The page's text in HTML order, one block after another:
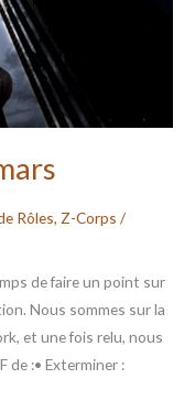
Rôles, Z-Corps /
de faire un point sur
Nous sommes sur la
et une fois relu, nous
de :• Exterminer :